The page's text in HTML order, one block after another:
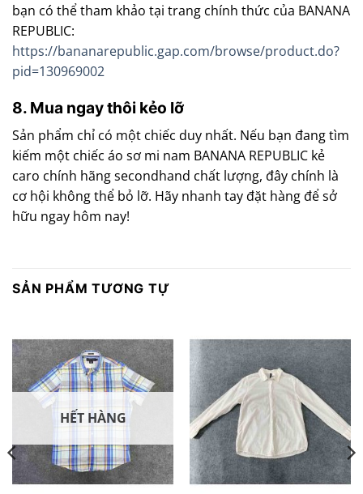
bạn có thể tham khảo tại trang chính thức của BANANA
REPUBLIC:
https://bananarepublic.gap.com/browse/product.do?
pid=130969002
8. Mua ngay thôi kẻo lỡ
Sản phẩm chỉ có một chiếc duy nhất. Nếu bạn đang tìm
kiếm một chiếc áo sơ mi nam BANANA REPUBLIC kẻ
caro chính hãng secondhand chất lượng, đây chính là
cơ hội không thể bỏ lỡ. Hãy nhanh tay đặt hàng để sở
hữu ngay hôm nay!
SẢN PHẨM TƯƠNG TỰ
HẾT HÀNG